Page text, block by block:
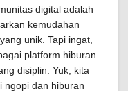
digital adalah
kemudahan
unik. Tapi ingat,
platform hiburan
disiplin. Yuk, kita
ngopi dan hiburan